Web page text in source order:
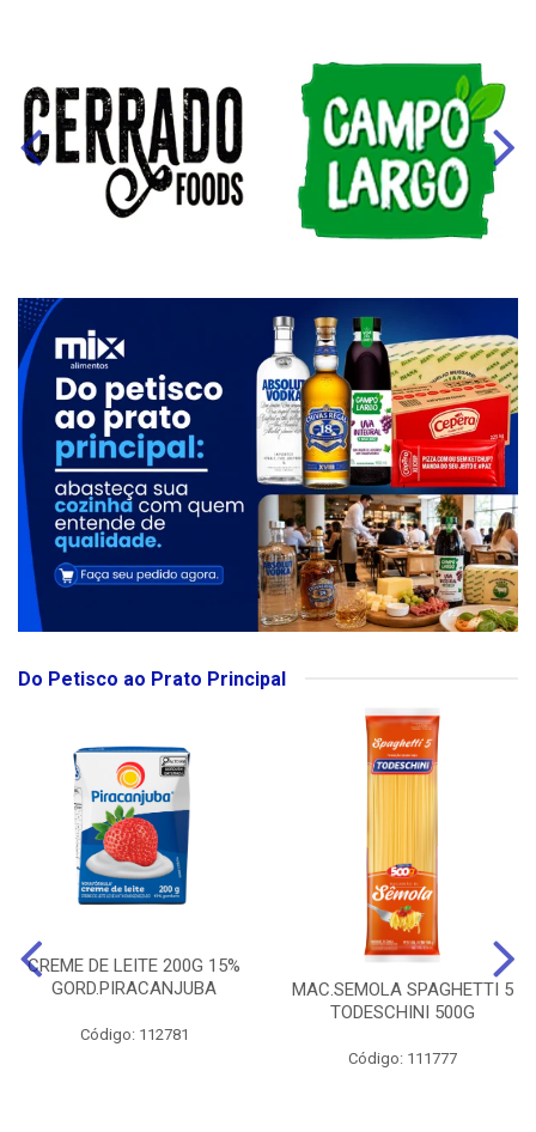
Do Petisco ao Prato Principal
CREME DE LEITE 200G 15%
GORD.PIRACANJUBA
Código: 112781
MAC.SEMOLA SPAGHETTI 5
TODESCHINI 500G
Código: 111777